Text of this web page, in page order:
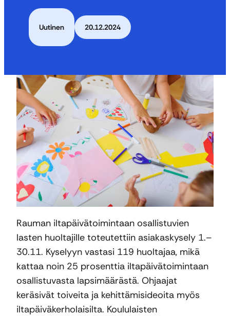
Uutinen 20.12.2024
Rauman iltapäivätoimintaan osallistuvien
lasten huoltajille toteutettiin asiakaskysely 1.–
30.11. Kyselyyn vastasi 119 huoltajaa, mikä
kattaa noin 25 prosenttia iltapäivätoimintaan
osallistuvasta lapsimäärästä. Ohjaajat
keräsivät toiveita ja kehittämisideoita myös
iltapäiväkerholaisilta. Koululaisten